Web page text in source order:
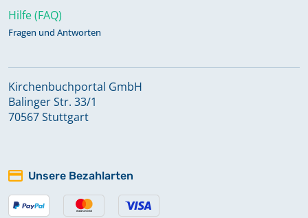
Hilfe (FAQ)
Fragen und Antworten
Kirchenbuchportal GmbH
Balinger Str. 33/1
70567 Stuttgart
Unsere Bezahlarten